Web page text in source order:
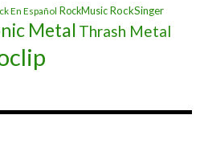
En Español RockMusic RockSinger
Metal Thrash Metal